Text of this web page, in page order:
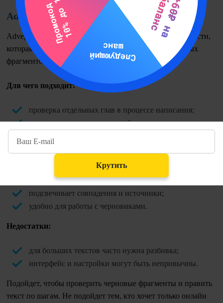
Advego Plagiatus
Advego Plagiatus — программа для проверки уникальности,
которая чаще используется для черновиков и отдельных
фрагментов текста.
Для чего подходит:
проверка отдельных глав в процессе написания;
поиск прямых заимствований;
Преимущества:
доступна бесплатная версия;
подсвечивает совпадения и источники;
удобно для работы с черновиками.
Недостатки:
для больших текстов часто нужна разбивка;
интерфейс и настройки могут быть непривычны.
Подойдет, чтобы проверить черновые фрагменты и править
текст по шагам. Не подойдет тем, кто хочет только онлайн
Крутить